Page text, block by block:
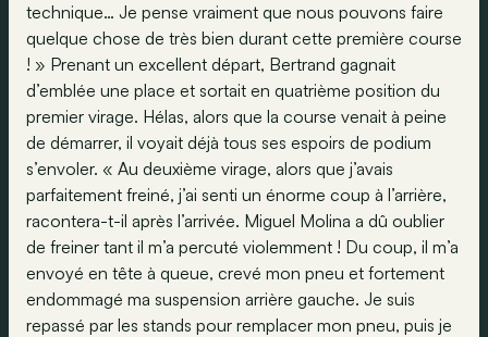
technique… Je pense vraiment que nous pouvons faire
quelque chose de très bien durant cette première course
! » Prenant un excellent départ, Bertrand gagnait
d’emblée une place et sortait en quatrième position du
premier virage. Hélas, alors que la course venait à peine
de démarrer, il voyait déjà tous ses espoirs de podium
s’envoler. « Au deuxième virage, alors que j’avais
parfaitement freiné, j’ai senti un énorme coup à l’arrière,
racontera-t-il après l’arrivée. Miguel Molina a dû oublier
de freiner tant il m’a percuté violemment ! Du coup, il m’a
envoyé en tête à queue, crevé mon pneu et fortement
endommagé ma suspension arrière gauche. Je suis
repassé par les stands pour remplacer mon pneu, puis je